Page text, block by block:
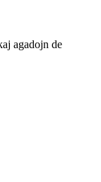
agadojn de